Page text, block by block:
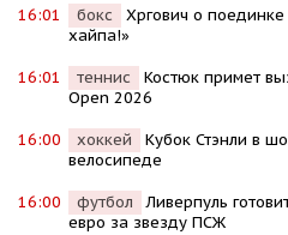
16:01 бокс
Хргович о
хайпа!»
16:01 теннис
Костюк примет
Open 2026
16:00 хоккей
Кубок Стэнли в
велосипеде
16:00 футбол
Ливерпуль
евро за звезду ПСЖ